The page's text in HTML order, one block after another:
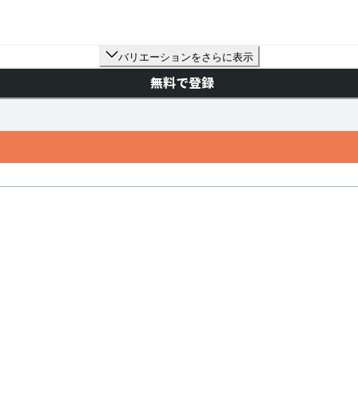
バリエーションをさらに表示
無料で登録